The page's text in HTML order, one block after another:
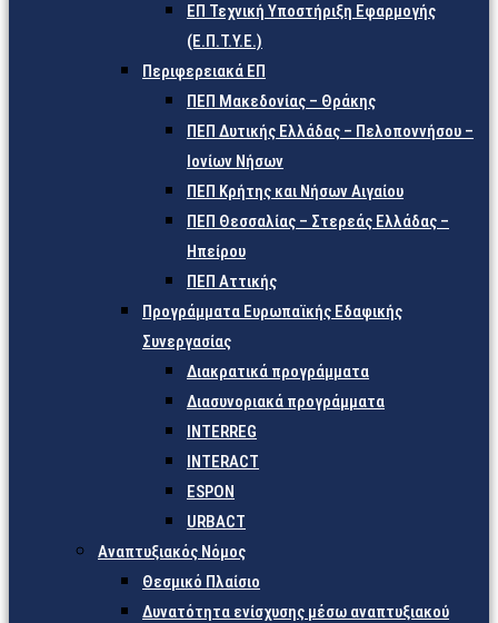
ΕΠ Τεχνική Υποστήριξη Εφαρμογής
(Ε.Π.Τ.Υ.Ε.)
Περιφερειακά ΕΠ
ΠΕΠ Μακεδονίας – Θράκης
ΠΕΠ Δυτικής Ελλάδας – Πελοποννήσου –
Ιονίων Νήσων
ΠΕΠ Κρήτης και Νήσων Αιγαίου
ΠΕΠ Θεσσαλίας – Στερεάς Ελλάδας –
Ηπείρου
ΠΕΠ Αττικής
Προγράμματα Ευρωπαϊκής Εδαφικής
Συνεργασίας
Διακρατικά προγράμματα
Διασυνοριακά προγράμματα
INTERREG
INTERACT
ESPON
URBACT
Αναπτυξιακός Νόμος
Θεσμικό Πλαίσιο
Δυνατότητα ενίσχυσης μέσω αναπτυξιακού